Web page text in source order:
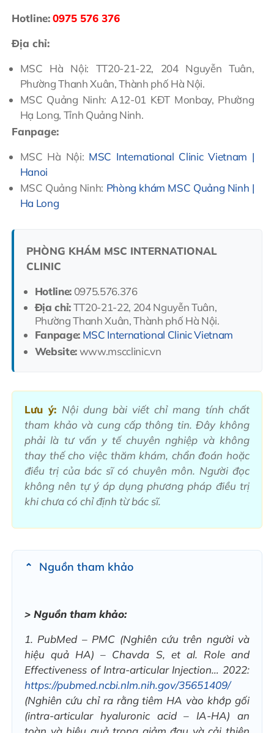
Hotline:0975 576 376
Địa chỉ:
MSC Hà Nội: TT20-21-22, 204 Nguyễn Tuân,
Phường Thanh Xuân, Thành phố Hà Nội.
MSC Quảng Ninh: A12-01 KĐT Monbay, Phường
Hạ Long, Tỉnh Quảng Ninh.
Fanpage:
MSC Hà Nội: MSC International Clinic Vietnam |
Hanoi
MSC Quảng Ninh: Phòng khám MSC Quảng Ninh |
Ha Long
PHÒNG KHÁM MSC INTERNATIONAL
CLINIC
Hotline:0975.576.376
Địa chỉ:TT20-21-22, 204 Nguyễn Tuân,
Phường Thanh Xuân, Thành phố Hà Nội.
Fanpage: MSC International Clinic Vietnam
Website:www.mscclinic.vn
Lưu ý: Nội dung bài viết chỉ mang tính chất
tham khảo và cung cấp thông tin. Đây không
phải là tư vấn y tế chuyên nghiệp và không
thay thế cho việc thăm khám, chẩn đoán hoặc
điều trị của bác sĩ có chuyên môn. Người đọc
không nên tự ý áp dụng phương pháp điều trị
khi chưa có chỉ định từ bác sĩ.
Nguồn tham khảo
> Nguồn tham khảo:
1. PubMed – PMC (Nghiên cứu trên người và
hiệu quả HA) – Chavda S, et al. Role and
Effectiveness of Intra-articular Injection… 2022:
https://pubmed.ncbi.nlm.nih.gov/35651409/
(Nghiên cứu chỉ ra rằng tiêm HA vào khớp gối
(intra-articular hyaluronic acid – IA-HA) an